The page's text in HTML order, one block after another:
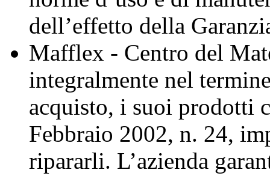
dell’effetto della
Mafflex - Centro del
integralmente nel
acquisto, i suoi prodotti
Febbraio 2002, n. 24,
ripararli. L’azienda